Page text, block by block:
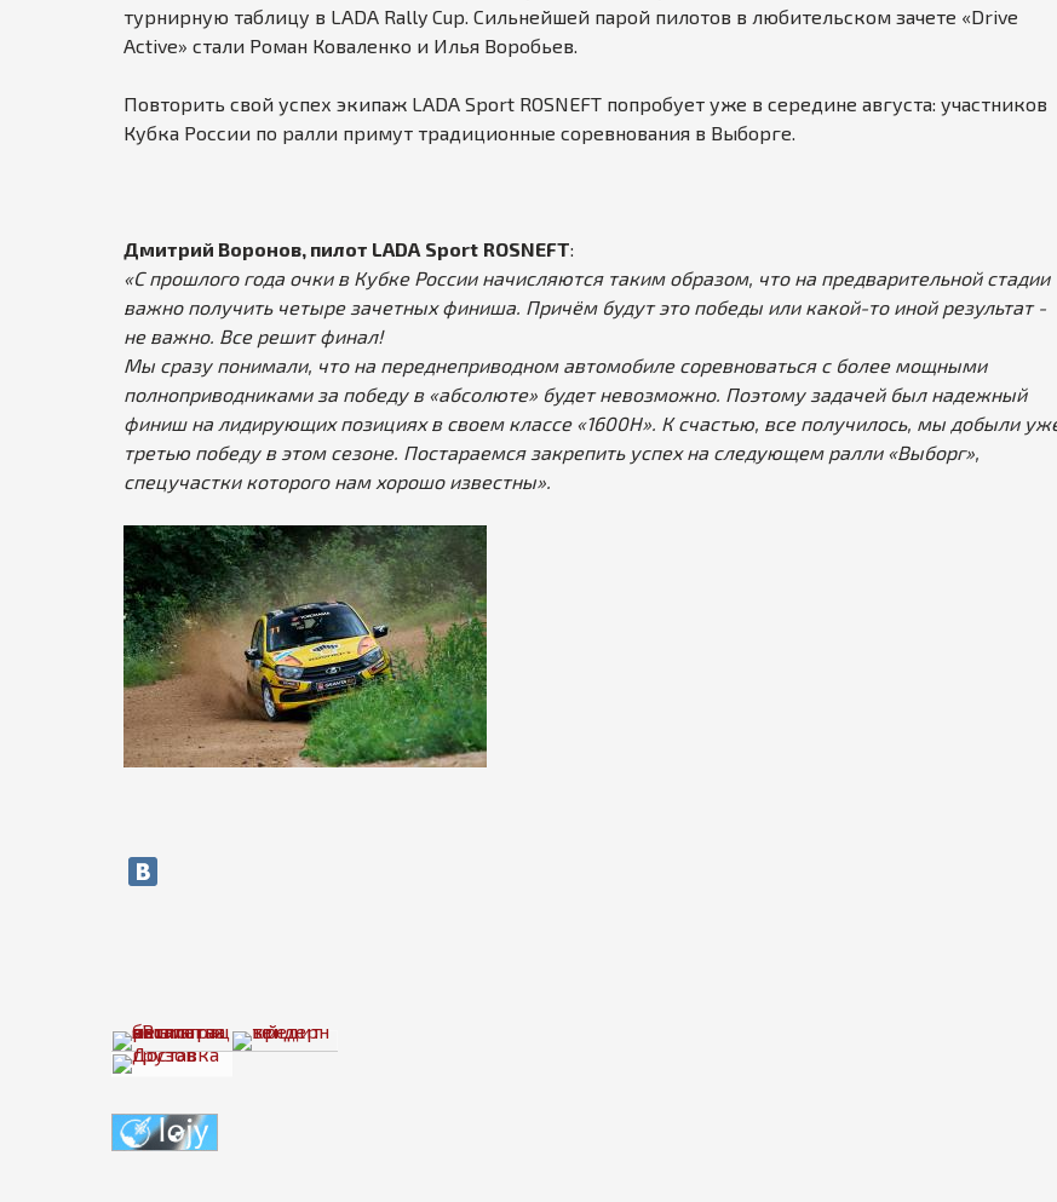
турнирную таблицу в LADA Rally Cup. Сильнейшей парой пилотов в любительском зачете «Drive
Active» стали Роман Коваленко и Илья Воробьев.
Повторить свой успех экипаж LADA Sport ROSNEFT попробует уже в середине августа: участников
Кубка России по ралли примут традиционные соревнования в Выборге.
Дмитрий Воронов, пилот LADA Sport ROSNEFT:
«С прошлого года очки в Кубке России начисляются таким образом, что на предварительной стадии
важно получить четыре зачетных финиша. Причём будут это победы или какой-то иной результат -
не важно. Все решит финал!
Мы сразу понимали, что на переднеприводном автомобиле соревноваться с более мощными
полноприводниками за победу в «абсолюте» будет невозможно. Поэтому задачей был надежный
финиш на лидирующих позициях в своем классе «1600Н». К счастью, все получилось, мы добыли
третью победу в этом сезоне. Постараемся закрепить успех на следующем ралли «Выборг»,
спецучастки которого нам хорошо известны».